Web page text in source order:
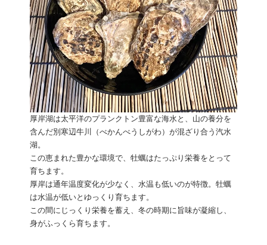
厚岸湖は太平洋のプランクトン豊富な海水と、山の養分を
含んだ別寒辺牛川（べかんべうしがわ）が混ざり合う汽水
湖。
この恵まれた豊かな環境で、牡蠣はたっぷり栄養をとって
育ちます。
厚岸は通年温度変化が少なく、水温も低いのが特徴。牡蠣
は水温が低いとゆっくり育ちます。
この間にじっくり栄養を蓄え、冬の時期に旨味が凝縮し、
身がふっくら育ちます。